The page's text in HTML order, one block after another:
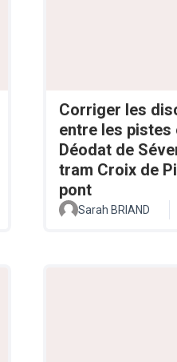
Corriger les
entre les pistes
Déodat de
tram Croix de
pont
Sarah BRIAND